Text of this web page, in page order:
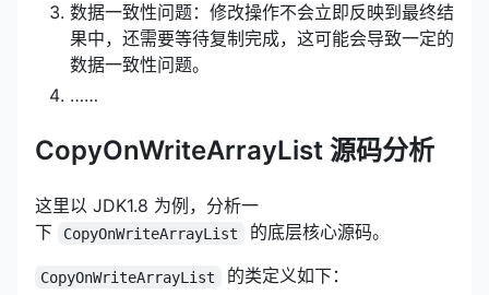
数据一致性问题：修改操作不会立即反映到最终结
果中，还需要等待复制完成，这可能会导致一定的
数据一致性问题。
……
CopyOnWriteArrayList 源码分析
这里以 JDK1.8 为例，分析一
下
CopyOnWriteArrayList 的底层核心源码。
CopyOnWriteArrayList 的类定义如下：